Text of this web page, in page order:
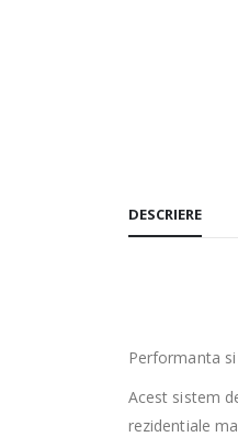
DESCRIERE
Performanta
Acest sistem
rezidentiale